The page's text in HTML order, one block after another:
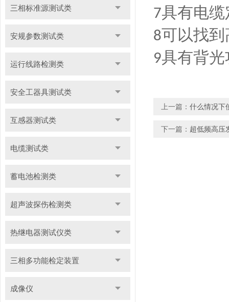
三相标准源测试类
安规参数测试类
运行线路检测类
安全工器具测试类
互感器测试类
电缆测试类
蓄电池检测类
超声波探伤检测类
热继电器测试仪类
三相多功能检定装置
成像仪
7具有电
8可以找到
9具有背
上一篇： 什么情况下
下一篇： 超低频高压